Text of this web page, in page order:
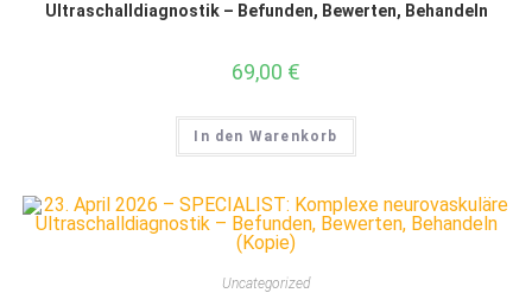
Ultraschalldiagnostik – Befunden, Bewerten, Behandeln
69,00 €
In den Warenkorb
Uncategorized